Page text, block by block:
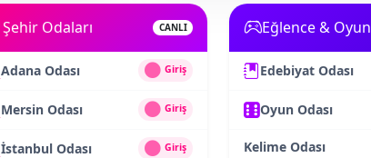
Şehir Odaları CANLI
Adana Odası Giriş
Mersin Odası Giriş
İstanbul Odası Giriş
Eğlence & Oyun
Edebiyat Odası
Oyun Odası
Kelime Odası